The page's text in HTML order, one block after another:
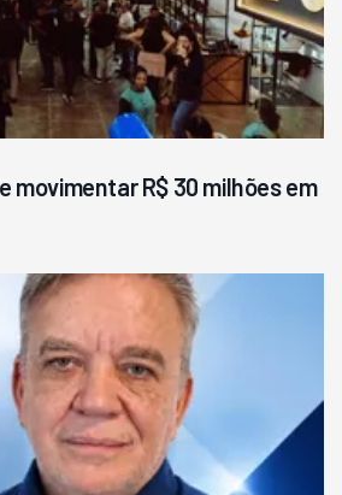
movimentar R$ 30 milhões em